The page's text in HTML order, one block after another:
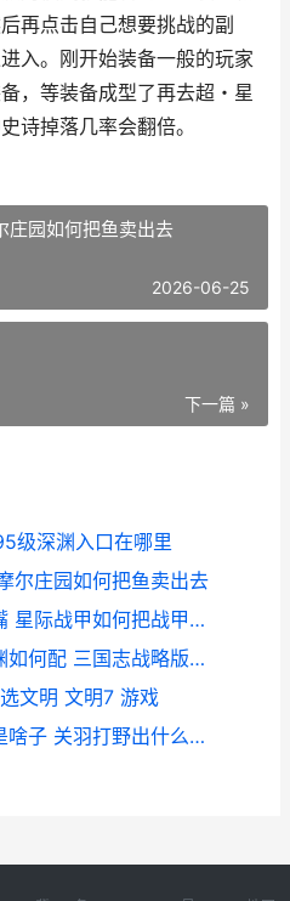
再点击自己想要挑战的副
入。刚开始装备一般的玩家
，等装备成型了再去超・星
诗掉落几率会翻倍。
庄园如何把鱼卖出去
2026-06-25
下一篇 »
级深渊入口在哪里
尔庄园如何把鱼卖出去
星际战甲如何把甲喂大嘴 星际战甲如何把战甲名字改成中文
三国志战略版钟会夏侯渊如何配 三国志战略版钟会
文明 文明7 游戏
王者关羽双野出装顺序是啥子 关羽打野出什么装备